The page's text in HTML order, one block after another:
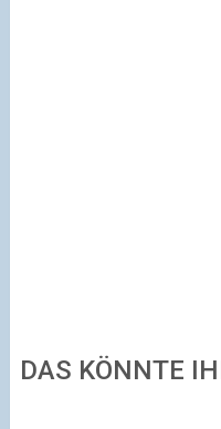
DAS KÖNNTE